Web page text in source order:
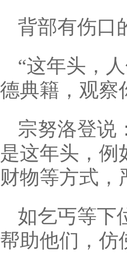
背部有伤口
“这年头，
德典籍，观察
宗努洛登说
是这年头，例
财物等方式，
如乞丐等下
帮助他们，仿